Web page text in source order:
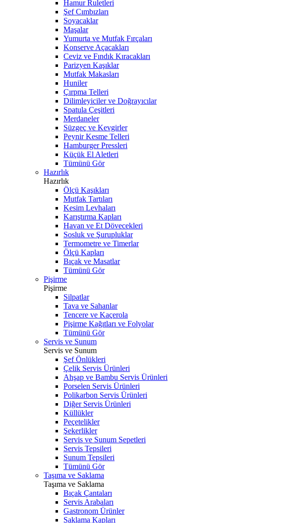
Hamur Ruletleri
Şef Cımbızları
Soyacaklar
Maşalar
Yumurta ve Mutfak Fırçaları
Konserve Açacakları
Ceviz ve Fındık Kıracakları
Parizyen Kaşıklar
Mutfak Makasları
Huniler
Çırpma Telleri
Dilimleyiciler ve Doğrayıcılar
Spatula Çeşitleri
Merdaneler
Süzgeç ve Kevgirler
Peynir Kesme Telleri
Hamburger Pressleri
Küçük El Aletleri
Tümünü Gör
Hazırlık
Hazırlık
Ölçü Kaşıkları
Mutfak Tartıları
Kesim Levhaları
Karıştırma Kapları
Havan ve Et Dövecekleri
Sosluk ve Şurupluklar
Termometre ve Timerlar
Ölçü Kapları
Bıçak ve Masatlar
Tümünü Gör
Pişirme
Pişirme
Silpatlar
Tava ve Sahanlar
Tencere ve Kaçerola
Pişirme Kağıtları ve Folyolar
Tümünü Gör
Servis ve Sunum
Servis ve Sunum
Şef Önlükleri
Çelik Servis Ürünleri
Ahşap ve Bambu Servis Ürünleri
Porselen Servis Ürünleri
Polikarbon Servis Ürünleri
Diğer Servis Ürünleri
Küllükler
Peçetelikler
Şekerlikler
Servis ve Sunum Sepetleri
Servis Tepsileri
Sunum Tepsileri
Tümünü Gör
Taşıma ve Saklama
Taşıma ve Saklama
Bıçak Çantaları
Servis Arabaları
Gastronom Ürünler
Saklama Kapları